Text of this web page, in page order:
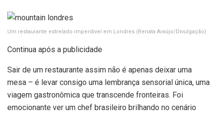
Um restaurante estrelado imperdível em Londres (Renata Araújo/Divulgação)
Continua após a publicidade
Sair de um restaurante assim não é apenas deixar uma
mesa – é levar consigo uma lembrança sensorial única, uma
viagem gastronômica que transcende fronteiras. Foi
emocionante ver um chef brasileiro brilhando no cenário